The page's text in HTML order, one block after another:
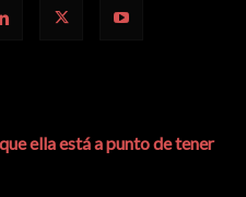
ella está a punto de tener